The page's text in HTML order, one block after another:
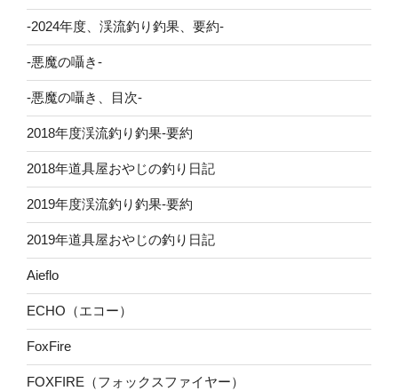
-2024年度、渓流釣り釣果、要約-
-悪魔の囁き-
-悪魔の囁き、目次-
2018年度渓流釣り釣果-要約
2018年道具屋おやじの釣り日記
2019年度渓流釣り釣果-要約
2019年道具屋おやじの釣り日記
Aieflo
ECHO（エコー）
FoxFire
FOXFIRE（フォックスファイヤー）